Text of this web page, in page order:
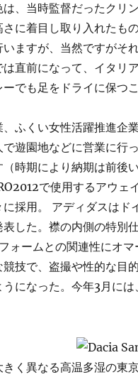
、当時監督だったクリ
さに着目し取り入れたも
ますが、当然ですがそ
は直前になって、イタリ
でも足をドライに保つ
ふくい女性活躍推進企
遊園地などに営業に行
時期により納期は前後
で使用するアウ
採用。 アディダスは
した。襟の内側の特別
ォームとの関連性にオ
技で、盗撮や性的な目
になった。今年3月に
く異なる高温多湿の東